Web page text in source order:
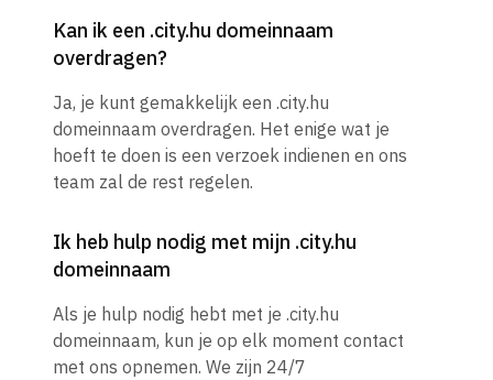
Kan ik een .city.hu domeinnaam
overdragen?
Ja, je kunt gemakkelijk een .city.hu
domeinnaam overdragen. Het enige wat je
hoeft te doen is een verzoek indienen en ons
team zal de rest regelen.
Ik heb hulp nodig met mijn .city.hu
domeinnaam
Als je hulp nodig hebt met je .city.hu
domeinnaam, kun je op elk moment contact
met ons opnemen. We zijn 24/7